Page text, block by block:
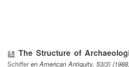
The Structure of
Schiffer en American Antiquity, 53(3)